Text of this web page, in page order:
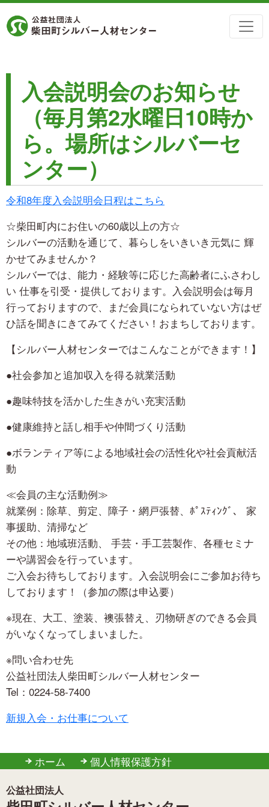
入会説明会のお知らせ
（毎月第2水曜日10時か
ら。場所はシルバーセ
ンター）
令和8年度入会説明会日程はこちら
☆柴田町内にお住いの60歳以上の方☆
シルバーの活動を通じて、暮らしをいきいき元気に 輝
かせてみませんか？
シルバーでは、能力・経験等に応じた高齢者にふさわし
い 仕事を引受・提供しております。入会説明会は毎月
行っておりますので、まだ会員になられていない方はぜ
ひ話を聞きにきてみてください！おまちしております。
【シルバー人材センターではこんなことができます！】
●社会参加と追加収入を得る就業活動
●趣味特技を活かした生きがい充実活動
●健康維持と話し相手や仲間づくり活動
●ボランティア等による地域社会の活性化や社会貢献活
動
≪会員の主な活動例≫
就業例：除草、剪定、障子・網戸張替、ﾎﾟｽﾃｨﾝｸﾞ、 家
事援助、清掃など
その他：地域班活動、 手芸・手工芸製作、各種セミナ
ーや講習会を行っています。
ご入会お待ちしております。入会説明会にご参加お待ち
しております！（参加の際は申込要）
※現在、大工、塗装、襖張替え、刃物研ぎのできる会員
がいなくなってしまいました。
※問い合わせ先
公益社団法人柴田町シルバー人材センター
Tel：0224-58-7400
新規入会・お仕事について
ホーム 個人情報保護方針
公益社団法人